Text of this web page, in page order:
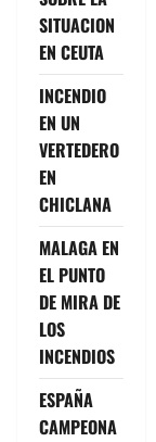
SITUACION
EN CEUTA
INCENDIO
EN UN
VERTEDERO
EN
CHICLANA
MALAGA EN
EL PUNTO
DE MIRA DE
LOS
INCENDIOS
ESPAÑA
CAMPEONA